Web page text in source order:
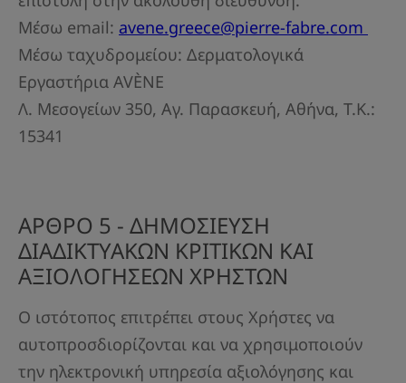
Μέσω email: avene.greece@pierre-fabre.com
Μέσω ταχυδρομείου: Δερματολογικά
Εργαστήρια AVÈNE
Λ. Μεσογείων 350, Αγ. Παρασκευή, Αθήνα, Τ.Κ.:
15341
ΑΡΘΡΟ 5 - ΔΗΜΟΣΙΕΥΣΗ
ΔΙΑΔΙΚΤΥΑΚΩΝ ΚΡΙΤΙΚΩΝ ΚΑΙ
ΑΞΙΟΛΟΓΗΣΕΩΝ ΧΡΗΣΤΩΝ
Ο ιστότοπος επιτρέπει στους Χρήστες να
αυτοπροσδιορίζονται και να χρησιμοποιούν
την ηλεκτρονική υπηρεσία αξιολόγησης και